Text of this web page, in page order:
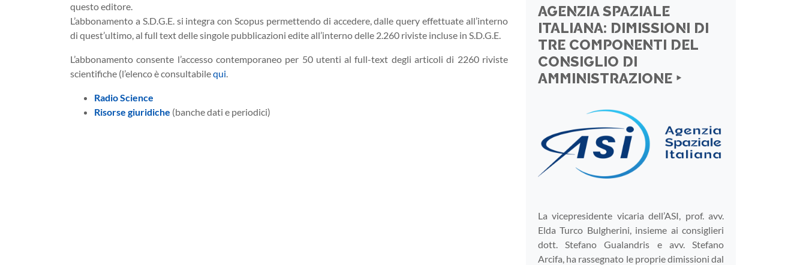
questo editore.
L’abbonamento a S.D.G.E. si integra con Scopus permettendo di accedere, dalle query effettuate all’interno
di quest’ultimo, al full text delle singole pubblicazioni edite all’interno delle 2.260 riviste incluse in S.D.G.E.
L’abbonamento consente l’accesso contemporaneo per 50 utenti al full-text degli articoli di 2260 riviste
scientifiche (l’elenco è consultabilequi.
Radio Science
Risorse giuridiche (banche dati e periodici)
AGENZIA SPAZIALE
ITALIANA: DIMISSIONI DI
TRE COMPONENTI DEL
CONSIGLIO DI
AMMINISTRAZIONE ‣
La vicepresidente vicaria dell’ASI, prof. avv.
Elda Turco Bulgherini, insieme ai consiglieri
dott. Stefano Gualandris e avv. Stefano
Arcifa, ha rassegnato le proprie dimissioni dal